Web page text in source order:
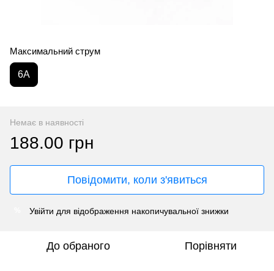
Максимальний струм
6A
Немає в наявності
188.00 грн
Повідомити, коли з'явиться
Увійти для відображення накопичувальної знижки
До обраного Порівняти